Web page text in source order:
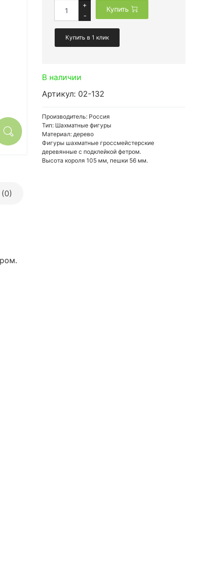
+
-
Купить
Купить в 1 клик
В наличии
Артикул: 02-132
Производитель: Россия
Тип: Шахматные фигуры
Материал: дерево
Фигуры шахматные гроссмейстерские
деревянные с подклейкой фетром.
Высота короля 105 мм, пешки 56 мм.